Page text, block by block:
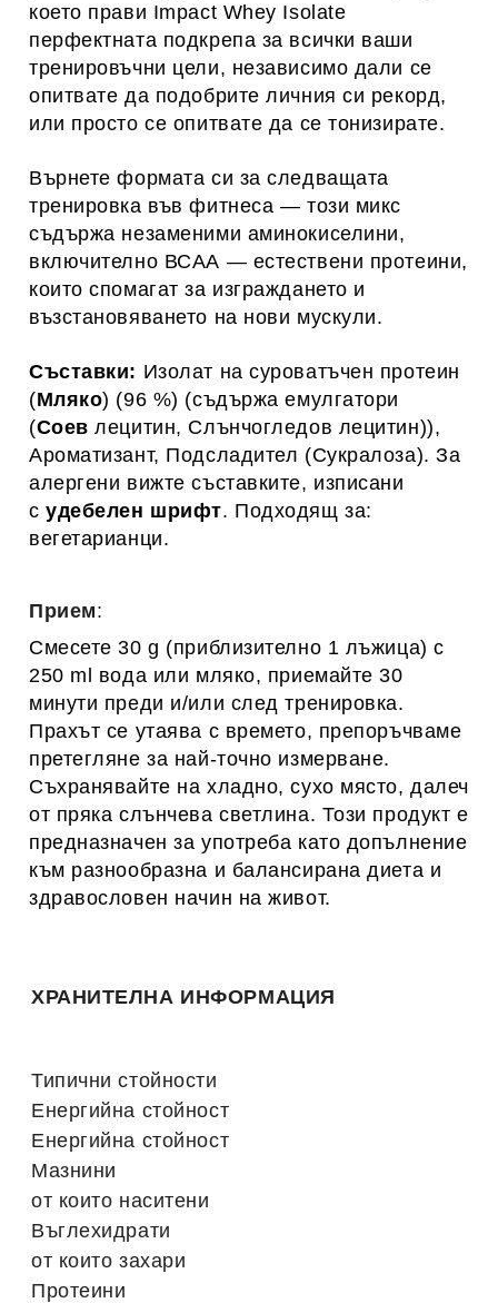
което прави Impact Whey Isolate
перфектната подкрепа за всички ваши
тренировъчни цели, независимо дали се
опитвате да подобрите личния си рекорд,
или просто се опитвате да се тонизирате.
Върнете формата си за следващата
тренировка във фитнеса — този микс
съдържа незаменими аминокиселини,
включително ВСАА — естествени протеини,
които спомагат за изграждането и
възстановяването на нови мускули.
Съставки: Изолат на суроватъчен протеин
(Мляко) (96 %) (съдържа емулгатори
(Соев лецитин, Слънчогледов лецитин)),
Ароматизант, Подсладител (Сукралоза). За
алергени вижте съставките, изписани
судебелен шрифт. Подходящ за:
вегетарианци.
Прием:
Смесете 30 g (приблизително 1 лъжица) с
250 ml вода или мляко, приемайте 30
минути преди и/или след тренировка.
Прахът се утаява с времето, препоръчваме
претегляне за най-точно измерване.
Съхранявайте на хладно, сухо място, далеч
от пряка слънчева светлина. Този продукт е
предназначен за употреба като допълнение
към разнообразна и балансирана диета и
здравословен начин на живот.
ХРАНИТЕЛНА ИНФОРМАЦИЯ
Типични стойности
Енергийна стойност
Енергийна стойност
Мазнини
от които наситени
Въглехидрати
от които захари
Протеини